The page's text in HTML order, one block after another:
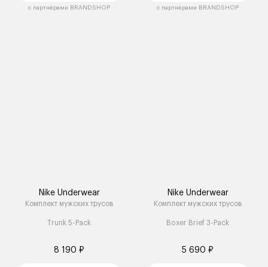
с партнёрами BRANDSHOP с партнёрами BRANDSHOP
Nike Underwear
Комплект мужских трусов
Trunk 5-Pack
8 190 ₽
Nike Underwear
Комплект мужских трусов
Boxer Brief 3-Pack
5 690 ₽